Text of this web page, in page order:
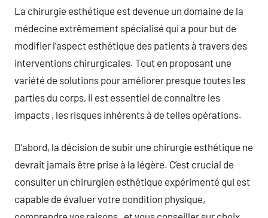
La chirurgie esthétique est devenue un domaine de la
médecine extrêmement spécialisé qui a pour but de
modifier l’aspect esthétique des patients à travers des
interventions chirurgicales. Tout en proposant une
variété de solutions pour améliorer presque toutes les
parties du corps, il est essentiel de connaître les
impacts , les risques inhérents à de telles opérations.
D’abord, la décision de subir une chirurgie esthétique ne
devrait jamais être prise à la légère. C’est crucial de
consulter un chirurgien esthétique expérimenté qui est
capable de évaluer votre condition physique,